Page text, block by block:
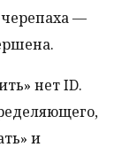
—
нет ID.
и